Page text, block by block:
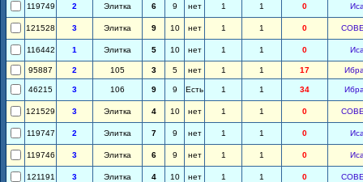
119749 2 Элитка 6 9 нет 1 1 0
121528 3 Элитка 9 10 нет 1 1 0
116442 1 Элитка 5 10 нет 1 1 0
95887 2 105 3 5 нет 1 1 17
46215 3 106 9 9 Есть 1 1 34
121529 3 Элитка 4 10 нет 1 1 0
119747 2 Элитка 7 9 нет 1 1 0
119746 3 Элитка 6 9 нет 1 1 0
121191 3 Элитка 4 10 нет 1 1 0